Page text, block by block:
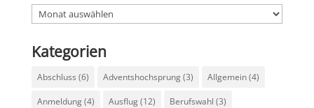
Archiv
Kategorien
Abschluss (6) Adventshochsprung(3) Allgemein(4)
Anmeldung(4) Ausflug(12) Berufswahl (3)